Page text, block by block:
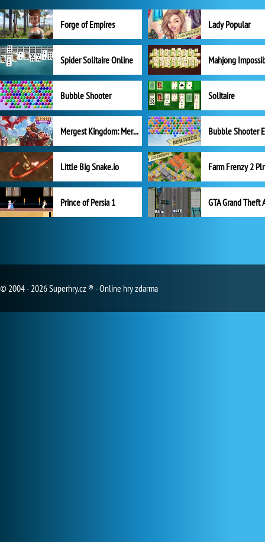
Forge of Empires Lady Popular
Spider Solitaire Online Mahjong
Bubble Shooter Solitaire
Mergest Kingdom: Merge Puzzle
Little Big Snake.io
Prince of Persia 1 GTA Grand Theft
© 2004 - 2026 Superhry.cz ® - Online hry zdarma